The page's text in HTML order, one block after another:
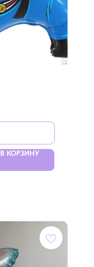
В КОРЗИНУ